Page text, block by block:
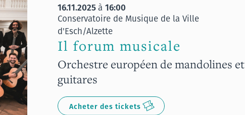
16.11.2025à 16:00
Conservatoire de Musique de la Ville
d'Esch/Alzette
Il forum musicale
Orchestre européen de mandolines et
guitares
Acheter des tickets